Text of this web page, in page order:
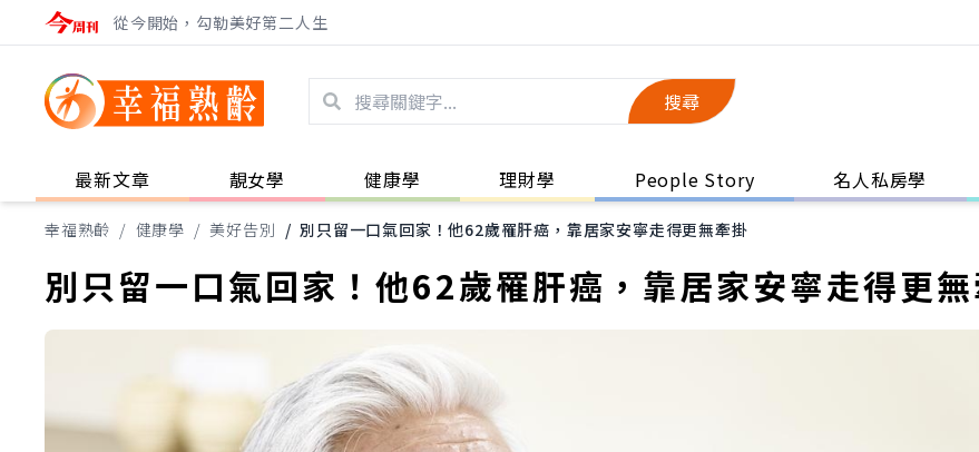
從今開始，勾勒美好第二人生
搜尋
最新文章 靚女學 健康學 理財學 People Story 名人私房學
幸福熟齡 / 健康學 / 美好告別 / 別只留一口氣回家！他62歲罹肝癌，靠居家安寧走得更無牽掛
別只留一口氣回家！他62歲罹肝癌，靠居家安寧走得更